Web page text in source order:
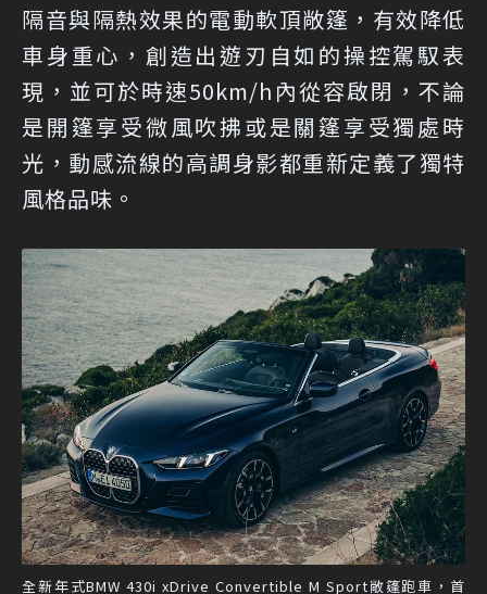
隔音與隔熱效果的電動軟頂敞篷，有效降低
車身重心，創造出遊刃自如的操控駕馭表
現，並可於時速50km/h內從容啟閉，不論
是開篷享受微風吹拂或是關篷享受獨處時
光，動感流線的高調身影都重新定義了獨特
風格品味。
全新年式BMW 430i xDrive Convertible M Sport敞篷跑車，首